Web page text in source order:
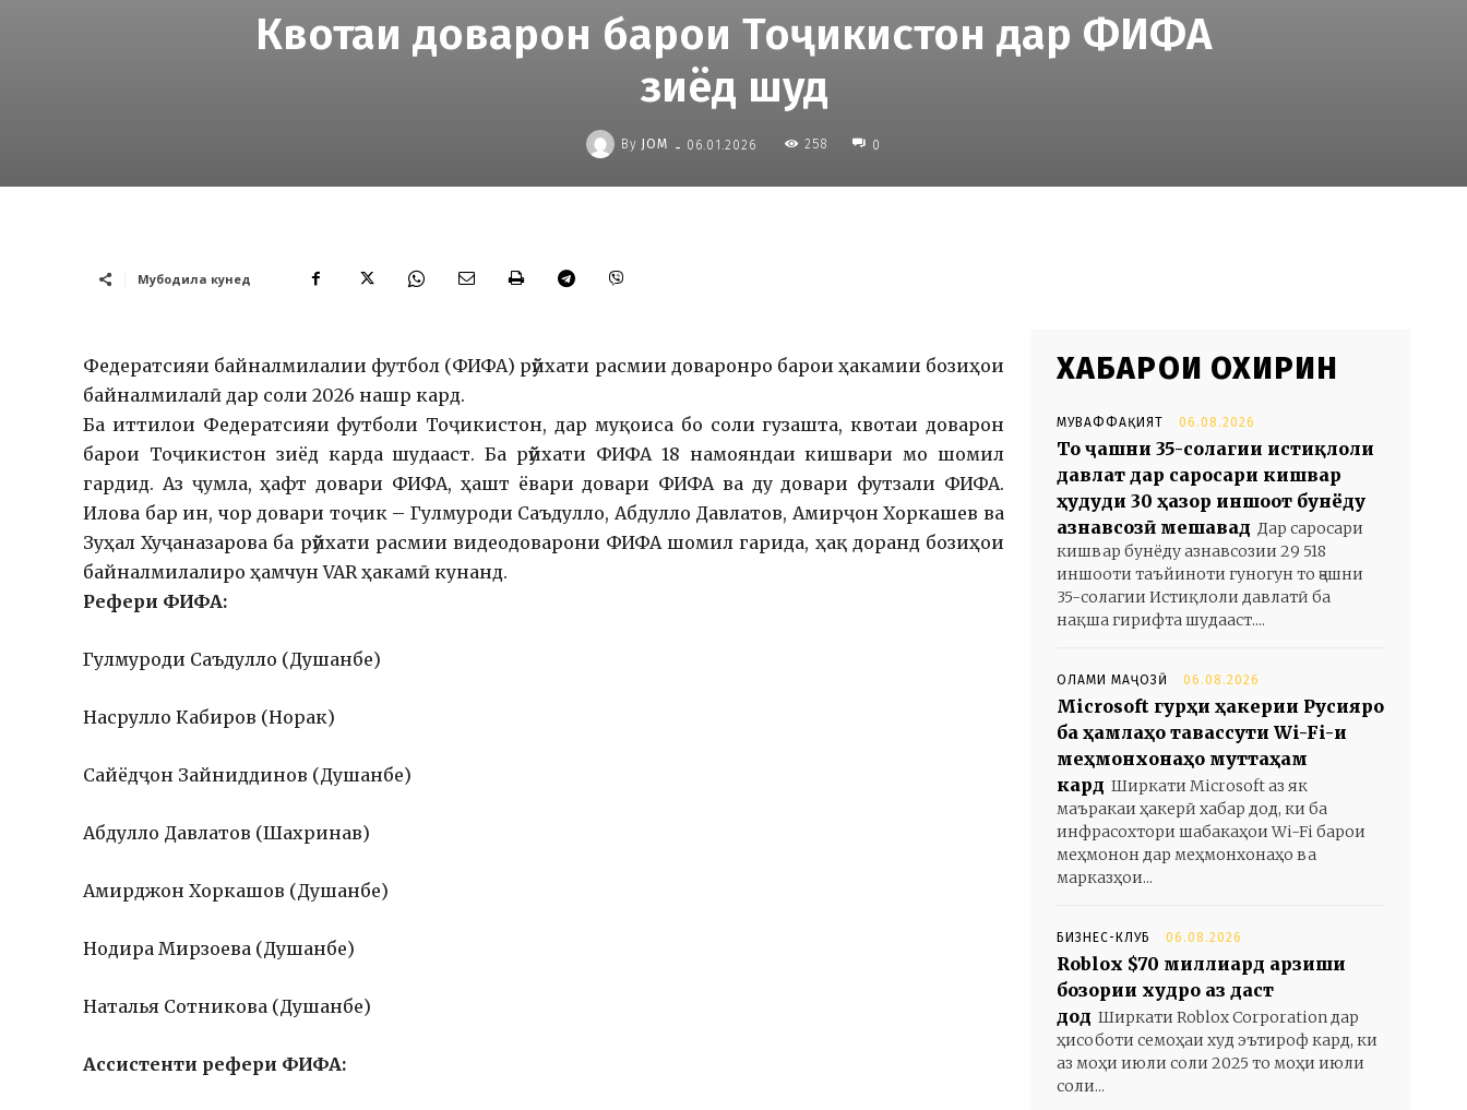
Квотаи доварон барои Тоҷикистон дар ФИФА
зиёд шуд
By JOM - 06.01.2026 258 0
Мубодила кунед
Федератсияи байналмилалии футбол (ФИФА) рӯйхати расмии доваронро барои ҳакамии бозиҳои
байналмилалӣ дар соли 2026 нашр кард.
Ба иттилои Федератсияи футболи Тоҷикистон, дар муқоиса бо соли гузашта, квотаи доварон
барои Тоҷикистон зиёд карда шудааст. Ба рӯйхати ФИФА 18 намояндаи кишвари мо шомил
гардид. Аз ҷумла, ҳафт довари ФИФА, ҳашт ёвари довари ФИФА ва ду довари футзали ФИФА.
Илова бар ин, чор довари тоҷик – Гулмуроди Саъдулло, Абдулло Давлатов, Амирҷон Хоркашев ва
Зуҳал Хуҷаназарова ба рӯйхати расмии видеодоварони ФИФА шомил гарида, ҳақ доранд бозиҳои
байналмилалиро ҳамчун VAR ҳакамӣ кунанд.
Рефери ФИФА:
Гулмуроди Саъдулло (Душанбе)
Насрулло Кабиров (Норак)
Сайёдҷон Зайниддинов (Душанбе)
Абдулло Давлатов (Шахринав)
Амирджон Хоркашов (Душанбе)
Нодира Мирзоева (Душанбе)
Наталья Сотникова (Душанбе)
Ассистенти рефери ФИФА:
ХАБАРҲОИ ОХИРИН
МУВАФФАҚИЯТ 06.08.2026
То ҷашни 35-солагии истиқлоли
давлат дар саросари кишвар
ҳудуди 30 ҳазор иншоот бунёду
азнавсозӣ мешавад Дар саросари
кишвар бунёду азнавсозии 29 518
иншооти таъйиноти гуногун то ҷашни
35-солагии Истиқлоли давлатӣ ба
нақша гирифта шудааст....
ОЛАМИ МАҶОЗӢ 06.08.2026
Microsoft гурӯҳи ҳакерии Русияро
ба ҳамлаҳо тавассути Wi-Fi-и
меҳмонхонаҳо муттаҳам
кард Ширкати Microsoft аз як
маъракаи ҳакерӣ хабар дод, ки ба
инфрасохтори шабакаҳои Wi-Fi барои
меҳмонон дар меҳмонхонаҳо ва
марказҳои...
БИЗНЕС-КЛУБ 06.08.2026
Roblox $70 миллиард арзиши
бозории худро аз даст
дод Ширкати Roblox Corporation дар
ҳисоботи семоҳаи худ эътироф кард, ки
аз моҳи июли соли 2025 то моҳи июли
соли...